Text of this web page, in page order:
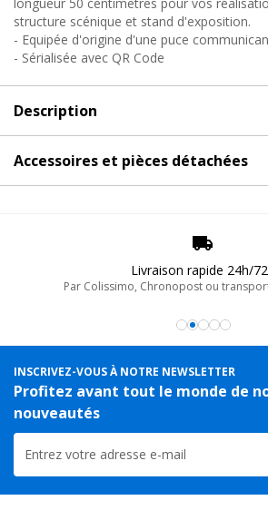
structure scénique et stand d'exposition.
- Equipée d'origine d'une puce
- Sérialisée avec QR Code
Description
Sixty82
- Structure alu carré robuste
- Poutre maniable au montage facile pour
La puce RFID et le code QR, pour des
intelligents
L'innovation majeure de cette poutre
chez tous les éléments de chez Sixty82 :
Accessoires et pièces détachées
Sixty82
M29S-KIT, Assemblage
49.50€
Réf. 17490
Sixty82
Livraison rapide 24h/
Par Colissimo, Chronopost ou
INSCRIVEZ-VOUS À NOTRE NEWSLETTER
Profitez avant tout le monde de
nouveautés